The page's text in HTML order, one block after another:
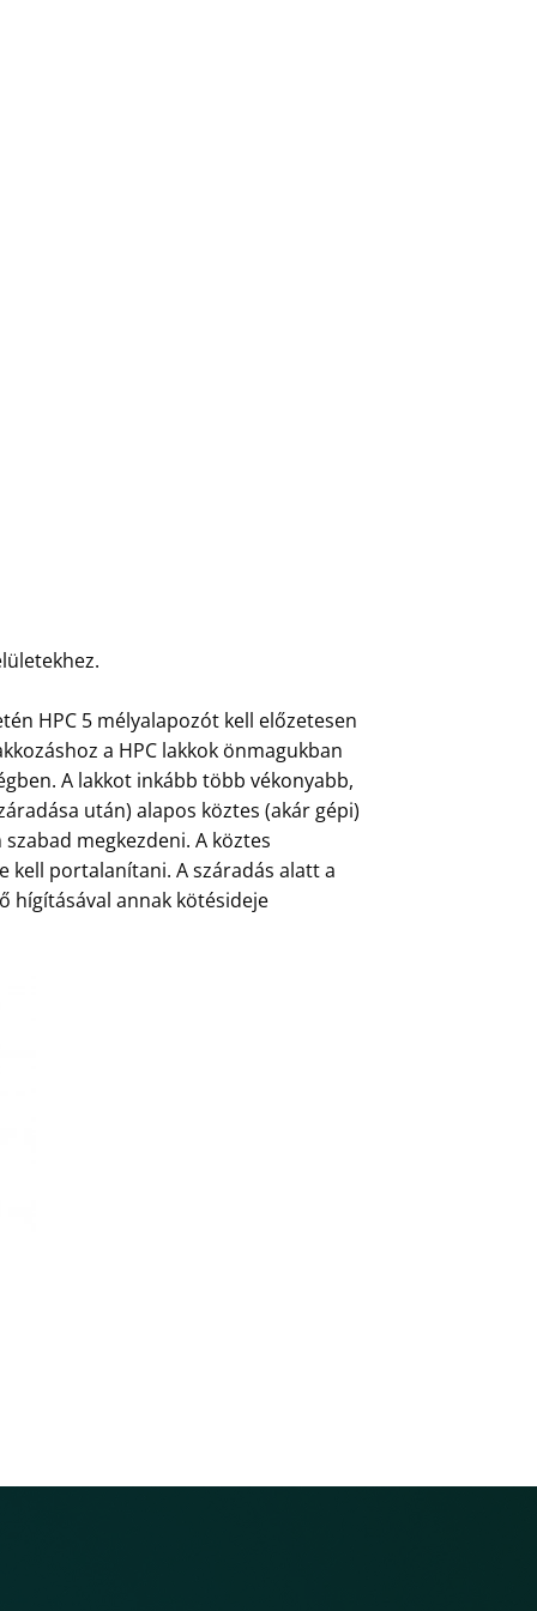
HPC 5 mélyalapozót kell előzetesen
a HPC lakkok önmagukban
A lakkot inkább több vékonyabb,
után) alapos köztes (akár gépi)
megkezdeni. A köztes
kell portalanítani. A száradás alatt a
hígításával annak kötésideje